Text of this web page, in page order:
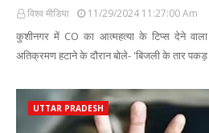
विश्व मीडिया 11/29/2024 11:27:00 Am
कुशीनगर में CO का आत्महत्या के टिप्स देने वाला
अतिक्रमण हटाने के दौरान बोले- 'बिजली के तार
UTTAR PRADESH